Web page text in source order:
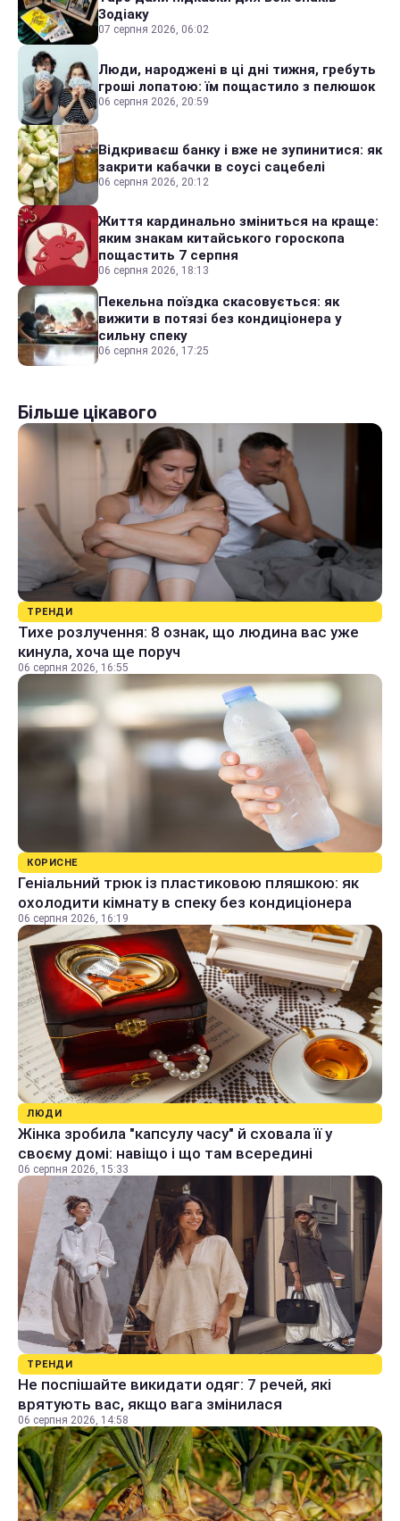
Зодіаку
07 серпня 2026, 06:02
Люди, народжені в ці дні тижня, гребуть
гроші лопатою: їм пощастило з пелюшок
06 серпня 2026, 20:59
Відкриваєш банку і вже не зупинитися: як
закрити кабачки в соусі сацебелі
06 серпня 2026, 20:12
Життя кардинально зміниться на краще:
яким знакам китайського гороскопа
пощастить 7 серпня
06 серпня 2026, 18:13
Пекельна поїздка скасовується: як
вижити в потязі без кондиціонера у
сильну спеку
06 серпня 2026, 17:25
Більше цікавого
ТРЕНДИ
Тихе розлучення: 8 ознак, що людина вас уже
кинула, хоча ще поруч
06 серпня 2026, 16:55
КОРИСНЕ
Геніальний трюк із пластиковою пляшкою: як
охолодити кімнату в спеку без кондиціонера
06 серпня 2026, 16:19
ЛЮДИ
Жінка зробила "капсулу часу" й сховала її у
своєму домі: навіщо і що там всередині
06 серпня 2026, 15:33
ТРЕНДИ
Не поспішайте викидати одяг: 7 речей, які
врятують вас, якщо вага змінилася
06 серпня 2026, 14:58